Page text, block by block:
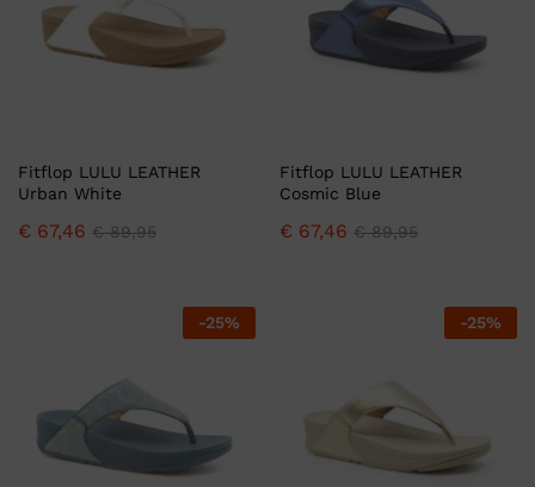
Fitflop LULU LEATHER
Urban White
€ 67,46 €89,95
Fitflop LULU LEATHER
Cosmic Blue
€ 67,46 €89,95
-25% -25%